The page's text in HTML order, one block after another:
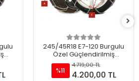
245/45R18 E7-120 Burgulu
Özel Güçlendirilmiş
Takmatik Kar Zinciri
%11
4.719,00 TL
4.200,00 TL